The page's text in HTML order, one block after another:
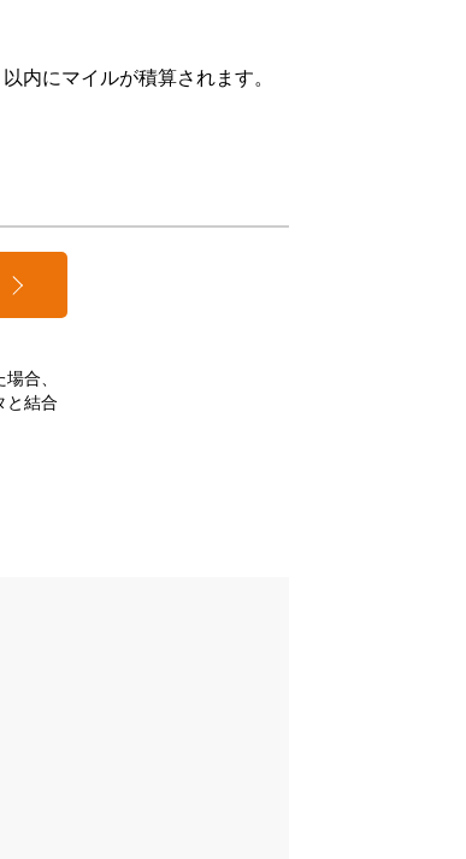
内にマイルが積算されます。
合、
と結合